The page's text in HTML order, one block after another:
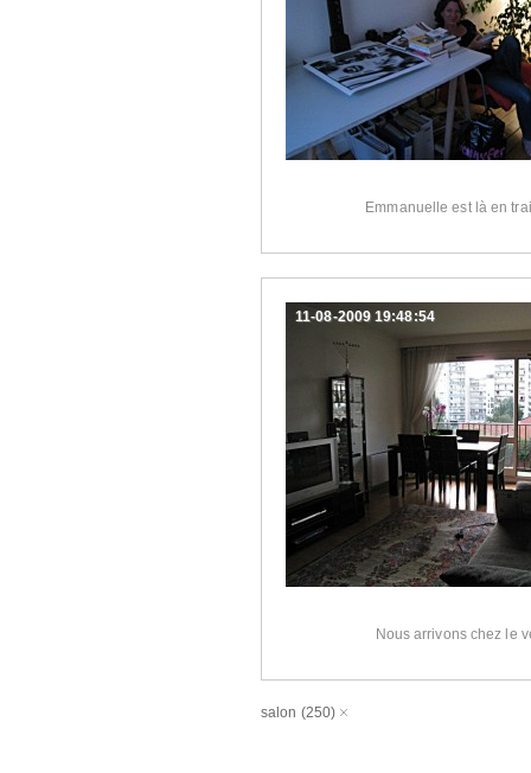
Emmanuelle est là en
Nous arrivons chez le
11-08-2009 19:48:54
salon (250)